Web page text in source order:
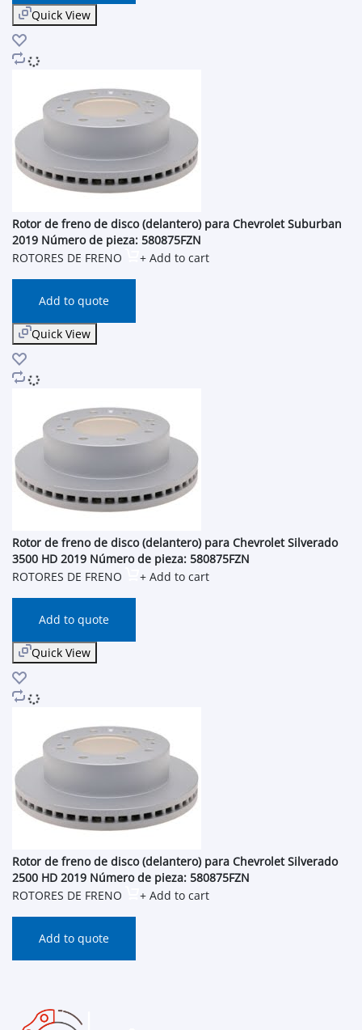
Quick View
Rotor de freno de disco (delantero) para Chevrolet Suburban
2019 Número de pieza: 580875FZN
ROTORES DE FRENO
+ Add to cart
Add to quote
Quick View
Rotor de freno de disco (delantero) para Chevrolet Silverado
3500 HD 2019 Número de pieza: 580875FZN
ROTORES DE FRENO
+ Add to cart
Add to quote
Quick View
Rotor de freno de disco (delantero) para Chevrolet Silverado
2500 HD 2019 Número de pieza: 580875FZN
ROTORES DE FRENO
+ Add to cart
Add to quote